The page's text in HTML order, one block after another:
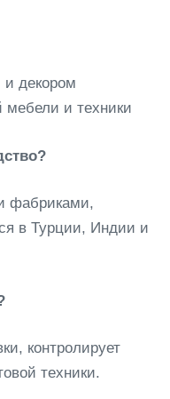
декором
мебели и техники
фабриками,
в Турции, Индии и
контролирует
техники.